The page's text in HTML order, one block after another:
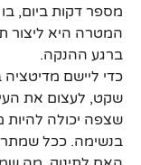
מספר דקות ביום,
המטרה היא ליצור
ברגע ההנקה.
כדי ליישם
שקט, לעצום את
שצפה יכולה להיות
בנשימה. ככל